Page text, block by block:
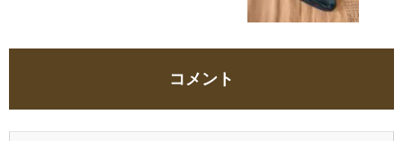
コメント